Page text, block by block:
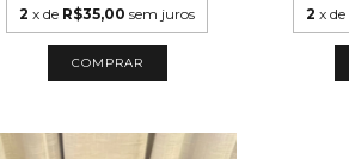
2 x de R$35,00 sem juros 2 x de